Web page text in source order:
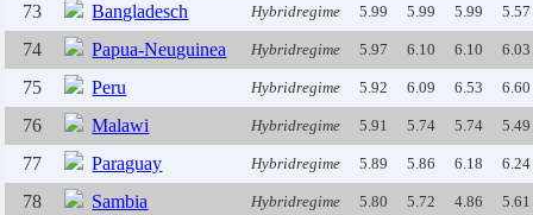
73 Bangladesch Hybridregime 5.99 5.99 5.99 5.57
74 Papua-Neuguinea Hybridregime 5.97 6.10 6.10 6.03
75 Peru Hybridregime 5.92 6.09 6.53 6.60
76 Malawi Hybridregime 5.91 5.74 5.74 5.49
77 Paraguay Hybridregime 5.89 5.86 6.18 6.24
78 Sambia Hybridregime 5.80 5.72 4.86 5.61